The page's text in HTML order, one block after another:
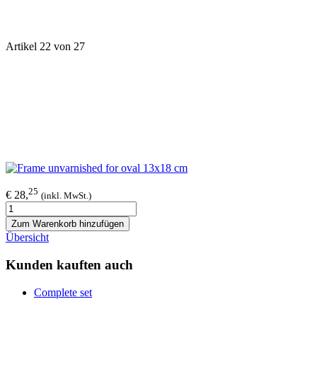
Artikel 22 von 27
€ 28,25 (inkl. MwSt.)
Zum Warenkorb hinzufügen
Übersicht
Kunden kauften auch
Complete set